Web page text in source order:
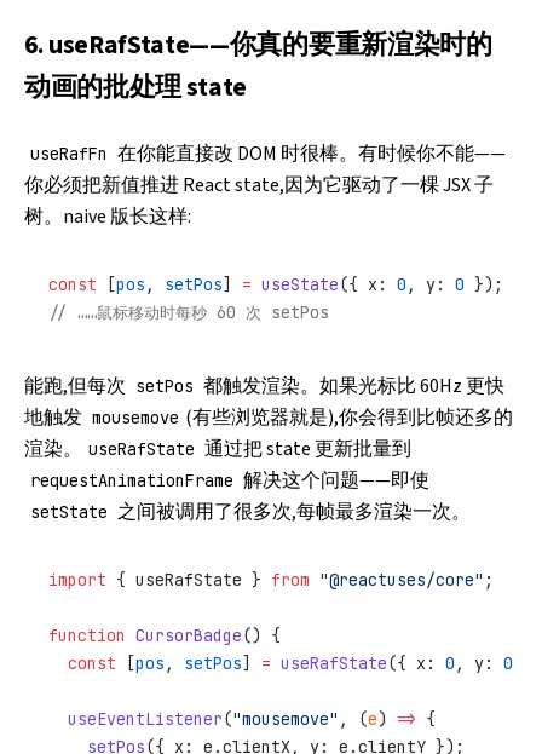
6. useRafState——你真的要重新渲染时的
动画的批处理 state
useRafFn 在你能直接改 DOM 时很棒。有时候你不能——
你必须把新值推进 React state,因为它驱动了一棵 JSX 子
树。naive 版长这样:
const [pos , setPos] = useState({ x: 0 , y: 0 });
// ……鼠标移动时每秒 60 次 setPos
能跑,但每次 setPos 都触发渲染。如果光标比 60Hz 更快
地触发 mousemove (有些浏览器就是),你会得到比帧还多的
渲染。
useRafState 通过把 state 更新批量到
requestAnimationFrame 解决这个问题——即使
setState 之间被调用了很多次,每帧最多渲染一次。
import { useRafState } from "@reactuses/core" ;
function CursorBadge() {
  const
[pos , setPos] = useRafState({ x: 0 , y: 0
  useEventListener
("mousemove" , (e) => {
    setPos
({ x: e.clientX, y: e.clientY });